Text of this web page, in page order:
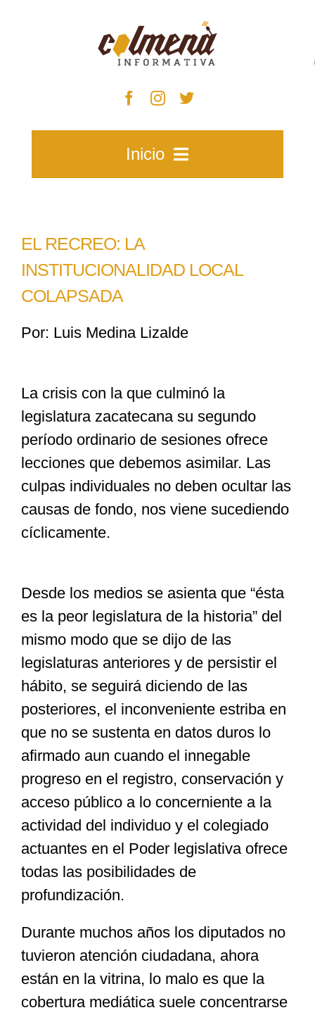
Inicio
Zacatecas
Nacional
Opinión
Cultura
EL RECREO: LA
INSTITUCIONALIDAD LOCAL
COLAPSADA
Por: Luis Medina Lizalde
La crisis con la que culminó la
legislatura zacatecana su segundo
período ordinario de sesiones ofrece
lecciones que debemos asimilar. Las
culpas individuales no deben ocultar las
causas de fondo, nos viene sucediendo
cíclicamente.
Desde los medios se asienta que “ésta
es la peor legislatura de la historia” del
mismo modo que se dijo de las
legislaturas anteriores y de persistir el
hábito, se seguirá diciendo de las
posteriores, el inconveniente estriba en
que no se sustenta en datos duros lo
afirmado aun cuando el innegable
progreso en el registro, conservación y
acceso público a lo concerniente a la
actividad del individuo y el colegiado
actuantes en el Poder legislativa ofrece
todas las posibilidades de
profundización.
Durante muchos años los diputados no
tuvieron atención ciudadana, ahora
están en la vitrina, lo malo es que la
cobertura mediática suele concentrarse